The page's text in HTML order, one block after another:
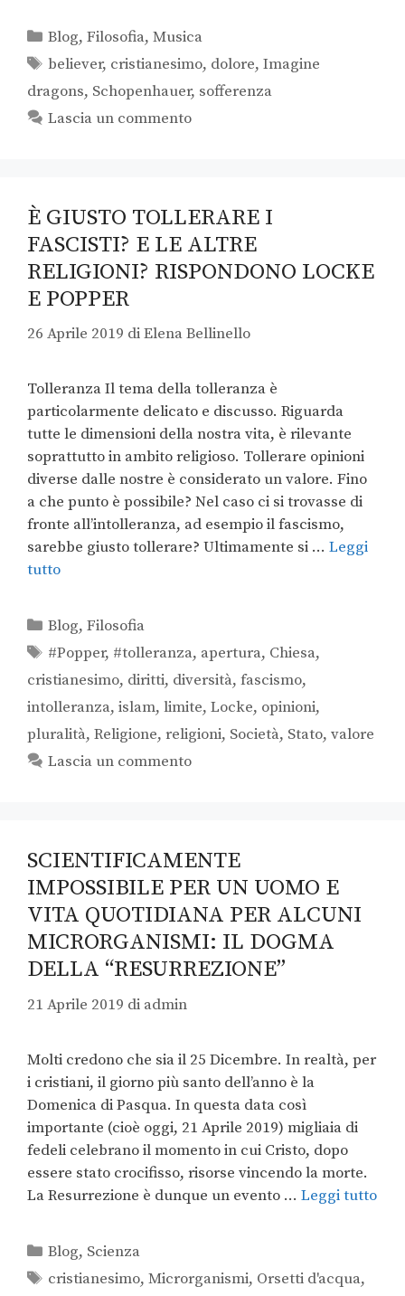
Blog,Filosofia,Musica
believer, cristianesimo, dolore,Imagine
dragons, Schopenhauer, sofferenza
Lascia un commento
È GIUSTO TOLLERARE I
FASCISTI? E LE ALTRE
RELIGIONI? RISPONDONO LOCKE
E POPPER
26 Aprile 2019 diElena Bellinello
Tolleranza Il tema della tolleranza è
particolarmente delicato e discusso. Riguarda
tutte le dimensioni della nostra vita, è rilevante
soprattutto in ambito religioso. Tollerare opinioni
diverse dalle nostre è considerato un valore. Fino
a che punto è possibile? Nel caso ci si trovasse di
fronte all’intolleranza, ad esempio il fascismo,
sarebbe giusto tollerare? Ultimamente si … Leggi
tutto
Blog,Filosofia
#Popper, #tolleranza, apertura, Chiesa,
cristianesimo, diritti, diversità, fascismo,
intolleranza, islam, limite, Locke, opinioni,
pluralità, Religione, religioni, Società, Stato, valore
Lascia un commento
SCIENTIFICAMENTE
IMPOSSIBILE PER UN UOMO E
VITA QUOTIDIANA PER ALCUNI
MICRORGANISMI: IL DOGMA
DELLA “RESURREZIONE”
21 Aprile 2019 di admin
Molti credono che sia il 25 Dicembre. In realtà, per
i cristiani, il giorno più santo dell’anno è la
Domenica di Pasqua. In questa data così
importante (cioè oggi, 21 Aprile 2019) migliaia di
fedeli celebrano il momento in cui Cristo, dopo
essere stato crocifisso, risorse vincendo la morte.
La Resurrezione è dunque un evento … Leggi tutto
Blog, Scienza
cristianesimo,Microrganismi, Orsetti d'acqua,